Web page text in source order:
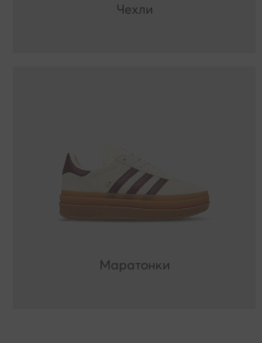
Чехли
Маратонки